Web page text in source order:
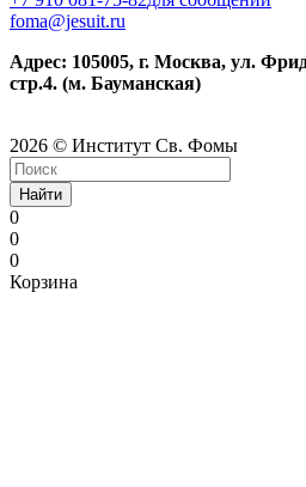
foma@jesuit.ru
Адрес: 105005, г. Москва, ул.
стр.4. (м. Бауманская)
2026 © Институт Св. Фомы
Найти
0
0
0
Корзина